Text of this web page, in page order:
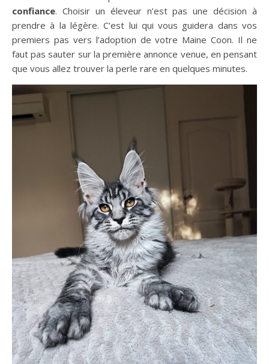
confiance. Choisir un éleveur n’est pas une décision à
prendre à la légère. C’est lui qui vous guidera dans vos
premiers pas vers l’adoption de votre Maine Coon. Il ne
faut pas sauter sur la première annonce venue, en pensant
que vous allez trouver la perle rare en quelques minutes.